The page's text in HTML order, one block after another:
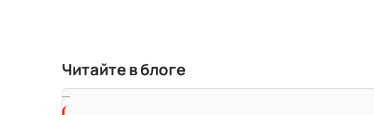
Читайте в блоге